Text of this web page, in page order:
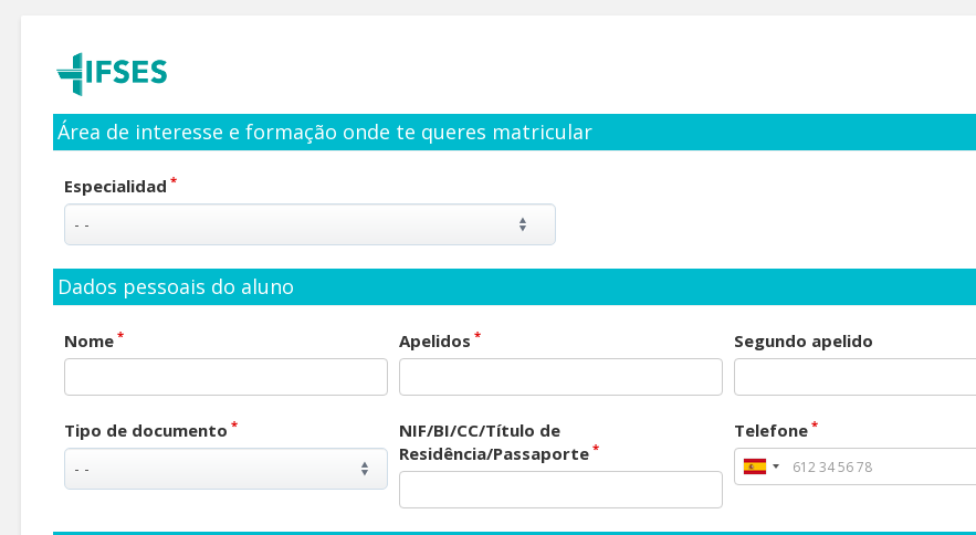
Área de interesse e formação onde te queres matricular
Especialidad *
Dados pessoais do aluno
Nome * Apelidos * Segundo apelido
Tipo de documento *
NIF/BI/CC/Título de
Residência/Passaporte *
Telefone *